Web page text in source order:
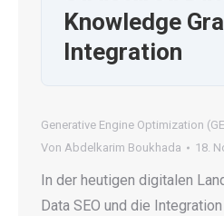
Knowledge
Integration
Generative Engine Optimization
Von Abdelkarim Boukhada 18.
In der heutigen digitalen
Data SEO und die